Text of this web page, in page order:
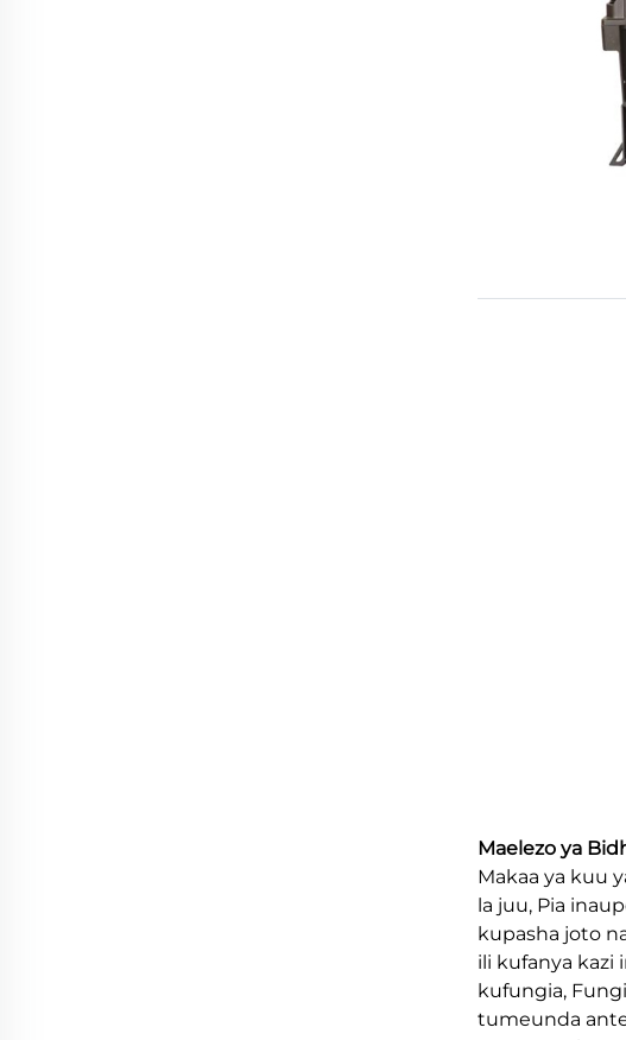
Maelezo ya
Makaa ya kuu
la juu, Pia
kupasha joto
ili kufanya kazi
kufungia,
tumeunda